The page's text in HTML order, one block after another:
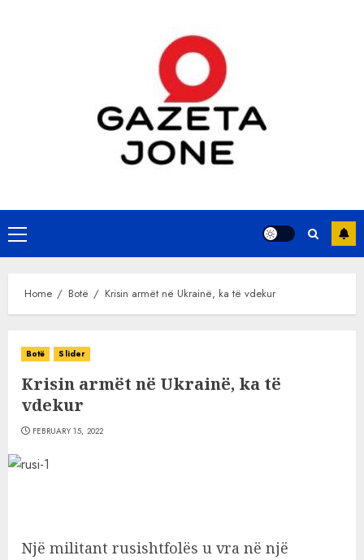
Primary
Menu
Home Botë Krisin armët në Ukrainë, ka të vdekur
Botë Slider
Krisin armët në Ukrainë, ka të
vdekur
FEBRUARY 15, 2022
Një militant rusishtfolës u vra në një